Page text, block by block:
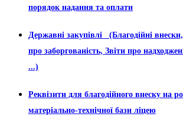
порядок надання та оплати
Державні закупівлі (Благодійні
про заборгованість, Звіти про
...)
Реквізити для благодійного внеску на
матеріально-технічної бази ліцею